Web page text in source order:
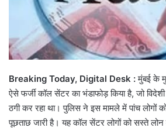
Breaking Today, Digital Desk :मुंबई के
ऐसे फर्जी कॉल सेंटर का भंडाफोड़ किया है, जो विदेशी
ठगी कर रहा था। पुलिस ने इस मामले में पांच लोगों
पूछताछ जारी है। यह कॉल सेंटर लोगों को सस्ते